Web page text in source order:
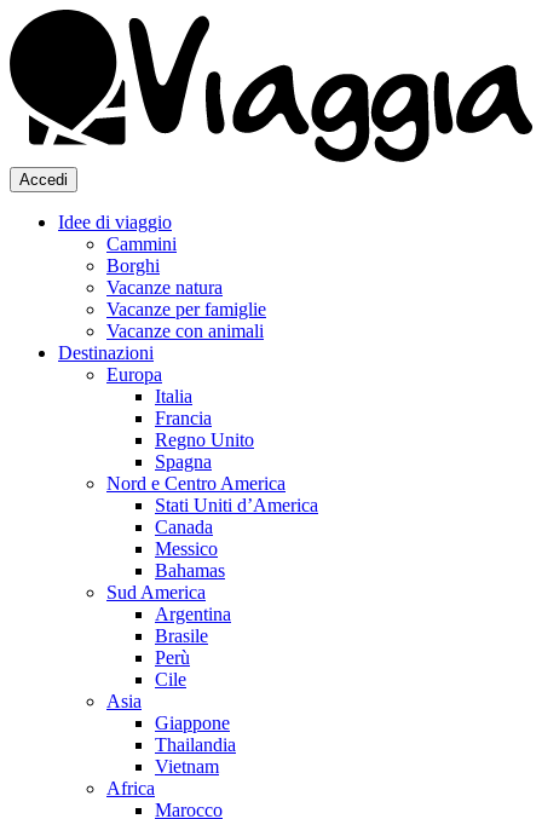
Accedi
Idee di viaggio
Cammini
Borghi
Vacanze natura
Vacanze per famiglie
Vacanze con animali
Destinazioni
Europa
Italia
Francia
Regno Unito
Spagna
Nord e Centro America
Stati Uniti d’America
Canada
Messico
Bahamas
Sud America
Argentina
Brasile
Perù
Cile
Asia
Giappone
Thailandia
Vietnam
Africa
Marocco